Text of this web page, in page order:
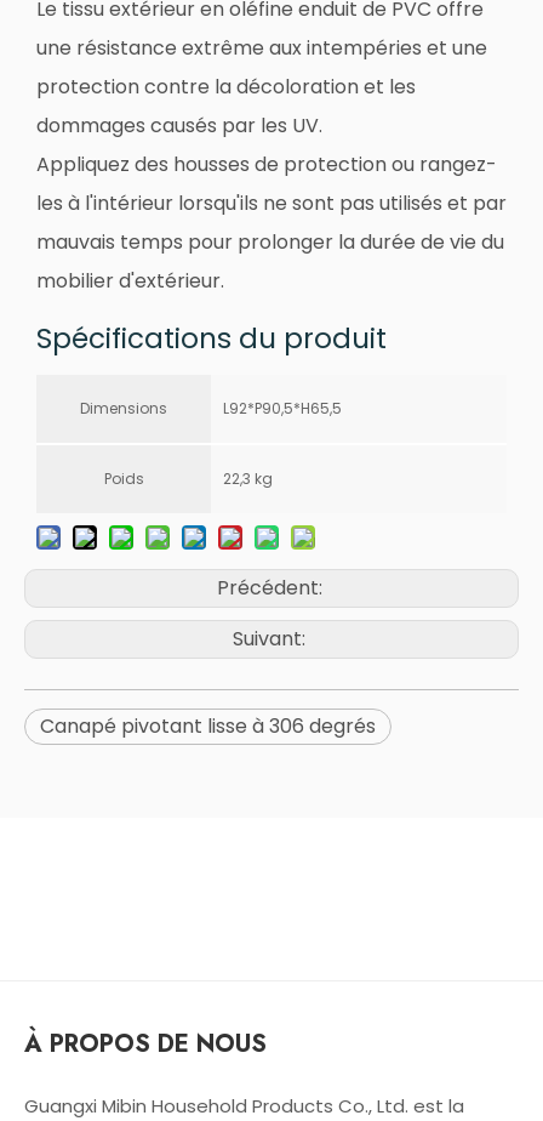
Le tissu extérieur en oléfine enduit de PVC offre
une résistance extrême aux intempéries et une
protection contre la décoloration et les
dommages causés par les UV.
Appliquez des housses de protection ou rangez-
les à l'intérieur lorsqu'ils ne sont pas utilisés et par
mauvais temps pour prolonger la durée de vie du
mobilier d'extérieur.
Spécifications du produit
Dimensions L92*P90,5*H65,5
Poids 22,3 kg
Précédent:
Suivant:
Canapé pivotant lisse à 306 degrés
À PROPOS DE NOUS
Guangxi Mibin Household Products Co., Ltd. est la